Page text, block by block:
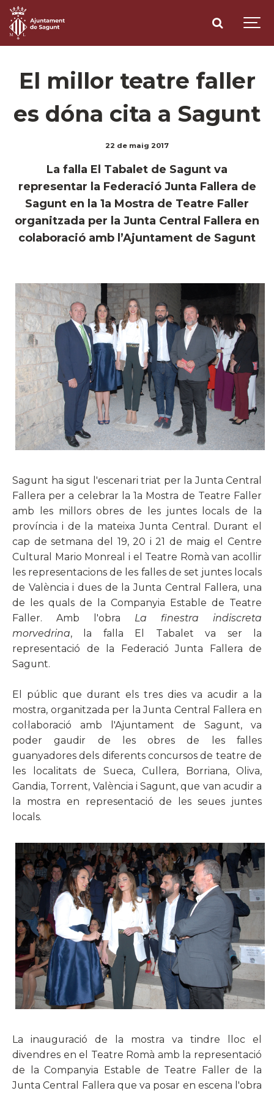
El millor teatre faller
es dóna cita a Sagunt
22 de maig 2017
La falla El Tabalet de Sagunt va
representar la Federació Junta Fallera de
Sagunt en la 1a Mostra de Teatre Faller
organitzada per la Junta Central Fallera en
colaboració amb l’Ajuntament de Sagunt
Sagunt ha sigut l'escenari triat per la Junta Central
Fallera per a celebrar la 1a Mostra de Teatre Faller
amb les millors obres de les juntes locals de la
província i de la mateixa Junta Central. Durant el
cap de setmana del 19, 20 i 21 de maig el Centre
Cultural Mario Monreal i el Teatre Romà van acollir
les representacions de les falles de set juntes locals
de València i dues de la Junta Central Fallera, una
de les quals de la Companyia Estable de Teatre
Faller. Amb l'obra La finestra indiscreta
morvedrina, la falla El Tabalet va ser la
representació de la Federació Junta Fallera de
Sagunt.
El públic que durant els tres dies va acudir a la
mostra, organitzada per la Junta Central Fallera en
col·laboració amb l'Ajuntament de Sagunt, va
poder gaudir de les obres de les falles
guanyadores dels diferents concursos de teatre de
les localitats de Sueca, Cullera, Borriana, Oliva,
Gandia, Torrent, València i Sagunt, que van acudir a
la mostra en representació de les seues juntes
locals.
La inauguració de la mostra va tindre lloc el
divendres en el Teatre Romà amb la representació
de la Companyia Estable de Teatre Faller de la
Junta Central Fallera que va posar en escena l'obra